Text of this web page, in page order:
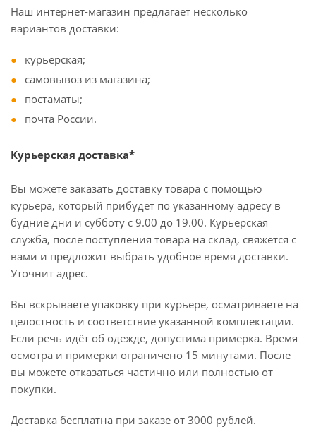
Наш интернет-магазин предлагает несколько
вариантов доставки:
курьерская;
самовывоз из магазина;
постаматы;
почта России.
Курьерская доставка*
Вы можете заказать доставку товара с помощью
курьера, который прибудет по указанному адресу в
будние дни и субботу с 9.00 до 19.00. Курьерская
служба, после поступления товара на склад, свяжется с
вами и предложит выбрать удобное время доставки.
Уточнит адрес.
Вы вскрываете упаковку при курьере, осматриваете на
целостность и соответствие указанной комплектации.
Если речь идёт об одежде, допустима примерка. Время
осмотра и примерки ограничено 15 минутами. После
вы можете отказаться частично или полностью от
покупки.
Доставка бесплатна при заказе от 3000 рублей.